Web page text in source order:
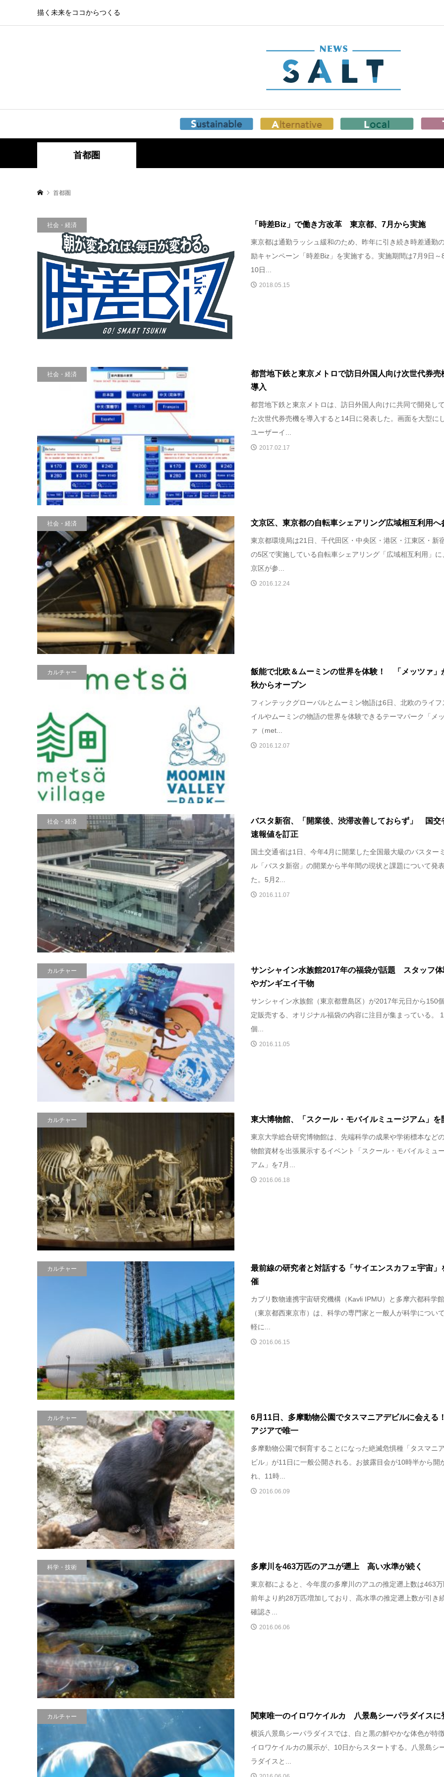
描く未来をココからつくる
首都圏
首都圏
社会・経済 「時差Biz」で働き方改革 東京都、7月から実施
東京都は通勤ラッシュ緩和のため、昨年に引き続き時差通勤
励キャンペーン「時差Biz」を実施する。実施期間は7月9日～
10日...
2018.05.15
社会・経済
都営地下鉄と東京メトロで訪日外国人向け次世代券売
導入
都営地下鉄と東京メトロは、訪日外国人向けに共同で開発し
た次世代券売機を導入すると14日に発表した。画面を大型にし
ユーザーイ...
2017.02.17
社会・経済 文京区、東京都の自転車シェアリング広域相互利用へ
東京都環境局は21日、千代田区・中央区・港区・江東区・新
の5区で実施している自転車シェアリング「広域相互利用」に
京区が参...
2016.12.24
カルチャー
飯能で北欧＆ムーミンの世界を体験！ 「メッツァ」
秋からオープン
フィンテックグローバルとムーミン物語は6日、北欧のライフ
イルやムーミンの物語の世界を体験できるテーマパーク「メ
ァ（met...
2016.12.07
社会・経済
バスタ新宿、「開業後、渋滞改善しておらず」 国交
速報値を訂正
国土交通省は1日、今年4月に開業した全国最大級のバスター
ル「バスタ新宿」の開業から半年間の現状と課題について発
た。5月2...
2016.11.07
カルチャー
サンシャイン水族館2017年の福袋が話題 スタッフ
やガンギエイ干物
サンシャイン水族館（東京都豊島区）が2017年元日から150
定販売する、オリジナル福袋の内容に注目が集まっている。
個...
2016.11.05
カルチャー 東大博物館、「スクール・モバイルミュージアム」を
東京大学総合研究博物館は、先端科学の成果や学術標本など
物館資材を出張展示するイベント「スクール・モバイルミュ
アム」を7月...
2016.06.18
カルチャー
最前線の研究者と対話する「サイエンスカフェ宇宙」
催
カブリ数物連携宇宙研究機構（Kavli IPMU）と多摩六都科学館
（東京都西東京市）は、科学の専門家と一般人が科学につい
軽に...
2016.06.15
カルチャー
6月11日、多摩動物公園でタスマニアデビルに会える
アジアで唯一
多摩動物公園で飼育することになった絶滅危惧種「タスマニ
ビル」が11日に一般公開される。お披露目会が10時半から開
れ、11時...
2016.06.09
科学・技術 多摩川を463万匹のアユが遡上 高い水準が続く
東京都によると、今年度の多摩川のアユの推定遡上数は463
前年より約28万匹増加しており、高水準の推定遡上数が引き
確認さ...
2016.06.06
カルチャー 関東唯一のイロワケイルカ 八景島シーパラダイスに
横浜八景島シーパラダイスでは、白と黒の鮮やかな体色が特
イロワケイルカの展示が、10日からスタートする。八景島シ
ラダイスと...